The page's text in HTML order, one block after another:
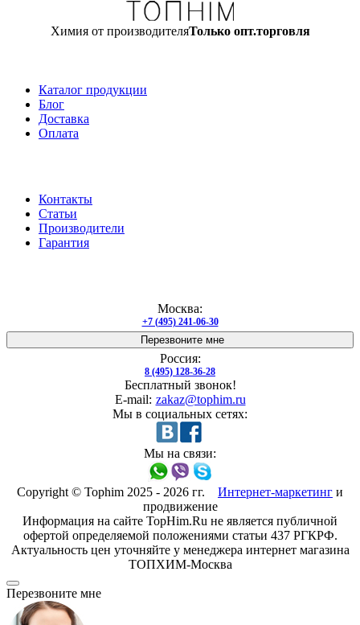
Химия от производителяТолько опт.торговля
Каталог продукции
Блог
Доставка
Оплата
Контакты
Статьи
Производители
Гарантия
Москва:
+7 (495) 241-06-30
Перезвоните мне
Россия:
8 (495) 128-36-28
Бесплатный звонок!
E-mail: zakaz@tophim.ru
Мы в социальных сетях:
Мы на связи:
Copyright © Tophim 2025 - 2026 гг. Интернет-маркетинг и
продвижение
Информация на сайте TopHim.Ru не является публичной
офертой определяемой положениями статьи 437 РГКРФ.
Актуальность цен уточняйте у менеджера интернет магазина
ТОПХИМ-Москва
Перезвоните мне